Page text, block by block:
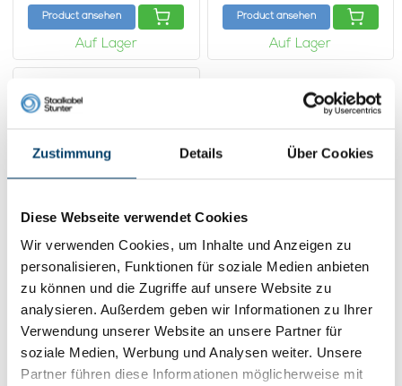
Zustimmung Details Über Cookies
Diese Webseite verwendet Cookies
Wir verwenden Cookies, um Inhalte und Anzeigen zu
personalisieren, Funktionen für soziale Medien anbieten
zu können und die Zugriffe auf unsere Website zu
analysieren. Außerdem geben wir Informationen zu Ihrer
Verwendung unserer Website an unsere Partner für
soziale Medien, Werbung und Analysen weiter. Unsere
Partner führen diese Informationen möglicherweise mit
Product ansehen
Auf Lager
Product ansehen
Auf Lager
Technx Schwarzes
Stahlseil 1,2 mm mit
Endstopp 2m
2,75
Product ansehen
Auf Lager